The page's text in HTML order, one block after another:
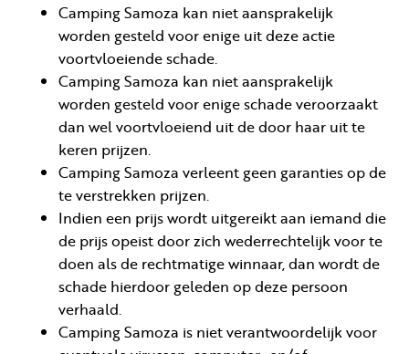
Camping Samoza kan niet aansprakelijk
worden gesteld voor enige uit deze actie
voortvloeiende schade.
Camping Samoza kan niet aansprakelijk
worden gesteld voor enige schade veroorzaakt
dan wel voortvloeiend uit de door haar uit te
keren prijzen.
Camping Samoza verleent geen garanties op de
te verstrekken prijzen.
Indien een prijs wordt uitgereikt aan iemand die
de prijs opeist door zich wederrechtelijk voor te
doen als de rechtmatige winnaar, dan wordt de
schade hierdoor geleden op deze persoon
verhaald.
Camping Samoza is niet verantwoordelijk voor